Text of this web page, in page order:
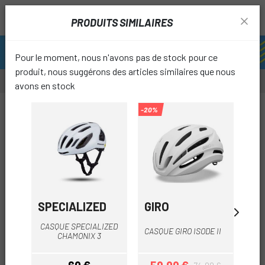
PRODUITS SIMILAIRES
Pour le moment, nous n'avons pas de stock pour ce
produit, nous suggérons des articles similaires que nous
avons en stock
SPECIALIZED
CASQUE SPECIALIZED
CHAMONIX 3
-20%
GIRO
CASQUE GIRO ISODE II